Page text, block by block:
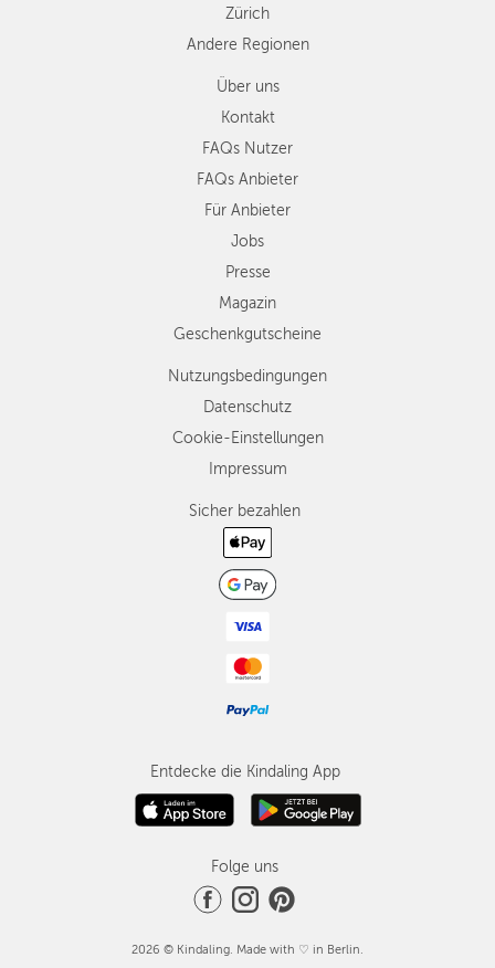
Zürich
Andere Regionen
Über uns
Kontakt
FAQs Nutzer
FAQs Anbieter
Für Anbieter
Jobs
Presse
Magazin
Geschenkgutscheine
Nutzungsbedingungen
Datenschutz
Cookie-Einstellungen
Impressum
Sicher bezahlen
Entdecke die Kindaling App
Folge uns
2026 © Kindaling. Made with ♡ in Berlin.